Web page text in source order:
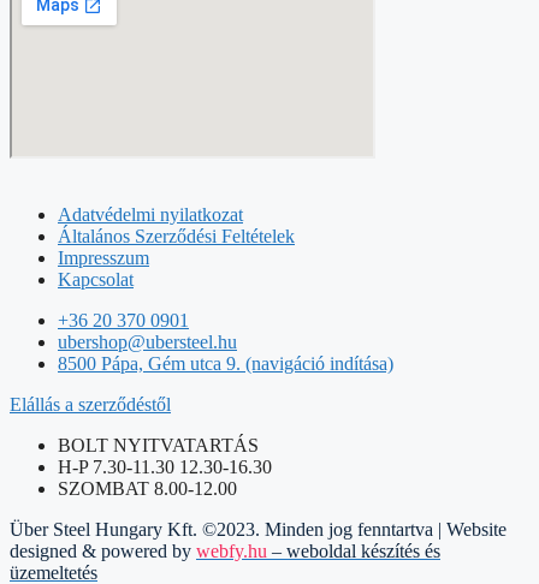
Adatvédelmi nyilatkozat
Általános Szerződési Feltételek
Impresszum
Kapcsolat
+36 20 370 0901
ubershop@ubersteel.hu
8500 Pápa, Gém utca 9. (navigáció indítása)
Elállás a szerződéstől
BOLT NYITVATARTÁS
H-P 7.30-11.30 12.30-16.30
SZOMBAT 8.00-12.00
Über Steel Hungary Kft. ©2023. Minden jog fenntartva | Website
designed & powered by webfy.hu – weboldal készítés és
üzemeltetés